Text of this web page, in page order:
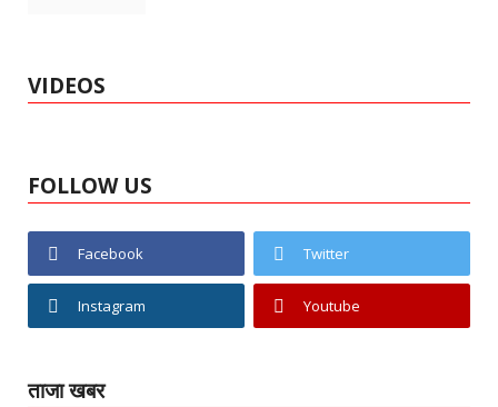
VIDEOS
FOLLOW US
Facebook Twitter
Instagram Youtube
ताजा खबर